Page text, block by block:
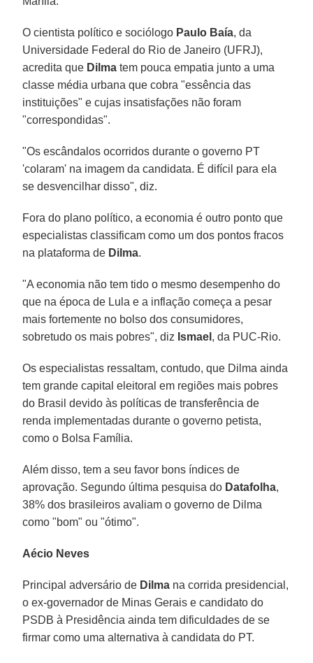
O cientista político e sociólogo Paulo Baía, da
Universidade Federal do Rio de Janeiro (UFRJ),
acredita que Dilma tem pouca empatia junto a uma
classe média urbana que cobra "essência das
instituições" e cujas insatisfações não foram
"correspondidas".
"Os escândalos ocorridos durante o governo PT
'colaram' na imagem da candidata. É difícil para ela
se desvencilhar disso", diz.
Fora do plano político, a economia é outro ponto que
especialistas classificam como um dos pontos fracos
na plataforma de Dilma.
"A economia não tem tido o mesmo desempenho do
que na época de Lula e a inflação começa a pesar
mais fortemente no bolso dos consumidores,
sobretudo os mais pobres", diz Ismael , da PUC-Rio.
Os especialistas ressaltam, contudo, que Dilma ainda
tem grande capital eleitoral em regiões mais pobres
do Brasil devido às políticas de transferência de
renda implementadas durante o governo petista,
como o Bolsa Família.
Além disso, tem a seu favor bons índices de
aprovação. Segundo última pesquisa do Datafolha,
38% dos brasileiros avaliam o governo de Dilma
como "bom" ou "ótimo".
Aécio Neves
Principal adversário de Dilma na corrida presidencial,
o ex-governador de Minas Gerais e candidato do
PSDB à Presidência ainda tem dificuldades de se
firmar como uma alternativa à candidata do PT.